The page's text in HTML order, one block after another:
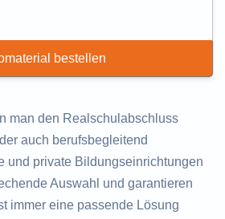
bestellen
man den Realschulabschluss
auch berufsbegleitend
und private Bildungseinrichtungen
Auswahl und garantieren
immer eine passende Lösung